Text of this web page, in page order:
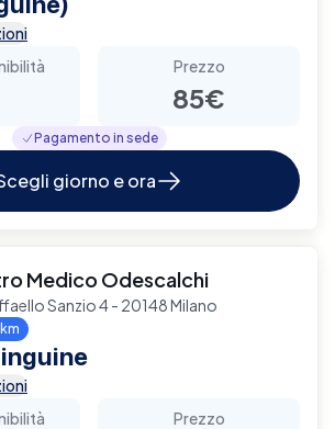
Prezzo
85€
Pagamento in sede
giorno e ora
Medico Odescalchi
Sanzio 4 - 20148 Milano
Prezzo